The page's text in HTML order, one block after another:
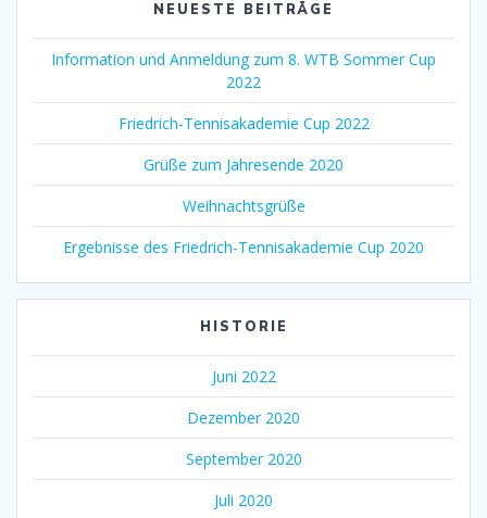
NEUESTE BEITRÄGE
Information und Anmeldung zum 8. WTB Sommer Cup
2022
Friedrich-Tennisakademie Cup 2022
Grüße zum Jahresende 2020
Weihnachtsgrüße
Ergebnisse des Friedrich-Tennisakademie Cup 2020
HISTORIE
Juni 2022
Dezember 2020
September 2020
Juli 2020